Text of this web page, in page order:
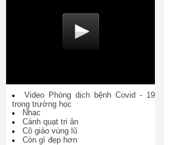
Video Phòng dịch bệnh Covid - 19
trong trường học
Nhạc
Cánh quạt tri ân
Cô giáo vùng lũ
Còn gì đẹp hơn